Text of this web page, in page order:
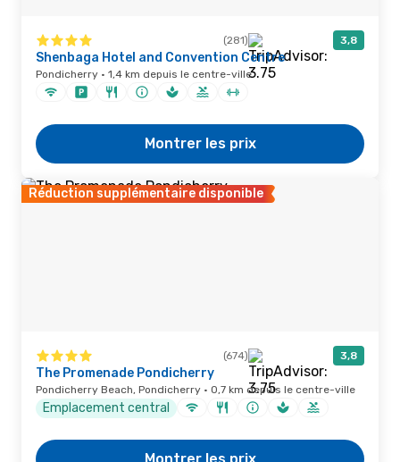
(281) 3,8
Shenbaga Hotel and Convention Centre
Pondicherry · 1,4 km depuis le centre-ville
Montrer les prix
Réduction supplémentaire disponible
(674) 3,8
The Promenade Pondicherry
Pondicherry Beach, Pondicherry · 0,7 km depuis le centre-ville
Emplacement central